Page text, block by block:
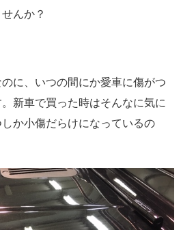
んか？
に、いつの間にか愛車に傷がつ
新車で買った時はそんなに気に
か小傷だらけになっているの